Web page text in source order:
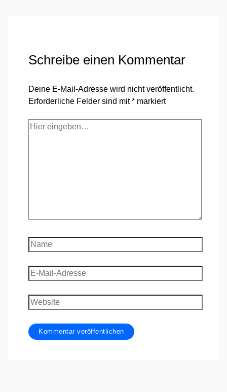
Schreibe einen Kommentar
Deine E-Mail-Adresse wird nicht veröffentlicht.
Erforderliche Felder sind mit* markiert
Hier
Name
E-
Mail-
Adresse
Website